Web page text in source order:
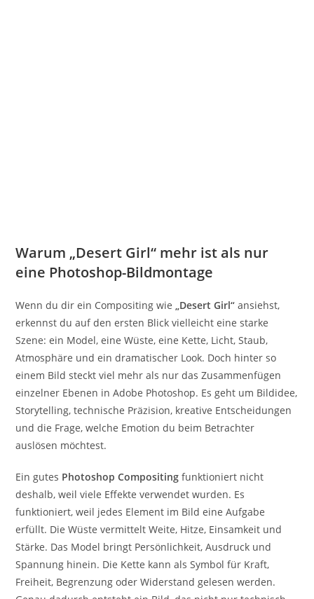
Warum „Desert Girl“ mehr ist als nur
eine Photoshop-Bildmontage
Wenn du dir ein Compositing wie„Desert Girl“ ansiehst,
erkennst du auf den ersten Blick vielleicht eine starke
Szene: ein Model, eine Wüste, eine Kette, Licht, Staub,
Atmosphäre und ein dramatischer Look. Doch hinter so
einem Bild steckt viel mehr als nur das Zusammenfügen
einzelner Ebenen in Adobe Photoshop. Es geht um Bildidee,
Storytelling, technische Präzision, kreative Entscheidungen
und die Frage, welche Emotion du beim Betrachter
auslösen möchtest.
Ein gutes Photoshop Compositing funktioniert nicht
deshalb, weil viele Effekte verwendet wurden. Es
funktioniert, weil jedes Element im Bild eine Aufgabe
erfüllt. Die Wüste vermittelt Weite, Hitze, Einsamkeit und
Stärke. Das Model bringt Persönlichkeit, Ausdruck und
Spannung hinein. Die Kette kann als Symbol für Kraft,
Freiheit, Begrenzung oder Widerstand gelesen werden.